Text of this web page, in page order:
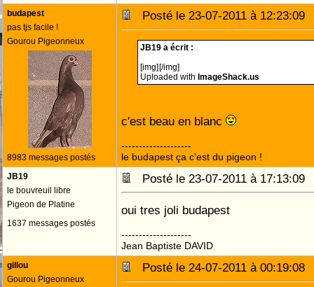
budapest
pas tjs facile !
Gourou Pigeonneux
8983 messages postés
Posté le 23-07-2011 à
JB19 a écrit :
[img] [/img]
Uploaded with ImageShack.us
c'est beau en blanc
--------------------
le budapest ça c'est du pigeon !
JB19
le bouvreuil libre
Pigeon de Platine
1637 messages postés
Posté le 23-07-2011 à
oui tres joli budapest
--------------------
Jean Baptiste DAVID
gillou
Gourou Pigeonneux
Posté le 24-07-2011 à